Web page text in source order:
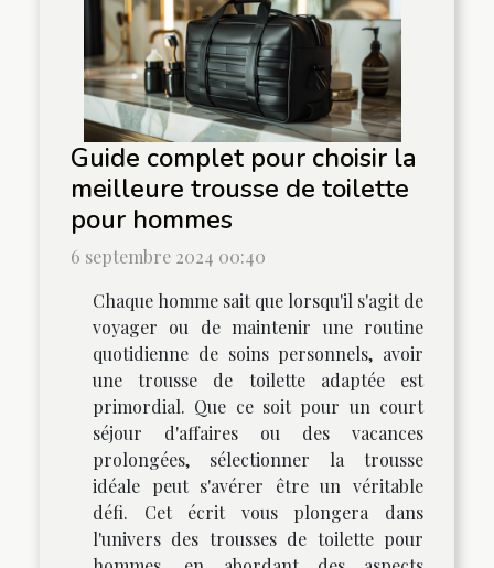
Guide complet pour choisir la
meilleure trousse de toilette
pour hommes
6 septembre 2024 00:40
Chaque homme sait que lorsqu'il s'agit de
voyager ou de maintenir une routine
quotidienne de soins personnels, avoir
une trousse de toilette adaptée est
primordial. Que ce soit pour un court
séjour d'affaires ou des vacances
prolongées, sélectionner la trousse
idéale peut s'avérer être un véritable
défi. Cet écrit vous plongera dans
l'univers des trousses de toilette pour